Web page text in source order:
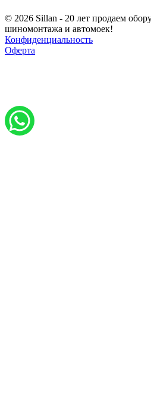
© 2026 Sillan - 20 лет продаем
шиномонтажа и автомоек!
Конфиденциальность
Оферта